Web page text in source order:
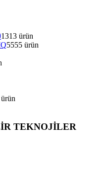
1313 ürün
5555 ürün
TEKNOJİLER